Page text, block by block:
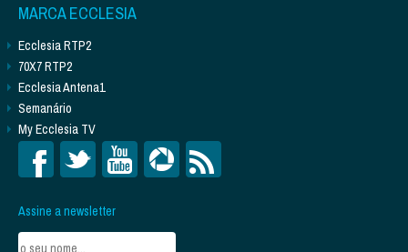
MARCA ECCLESIA
Ecclesia RTP2
70X7 RTP2
Ecclesia Antena1
Semanário
My Ecclesia TV
Assine a newsletter